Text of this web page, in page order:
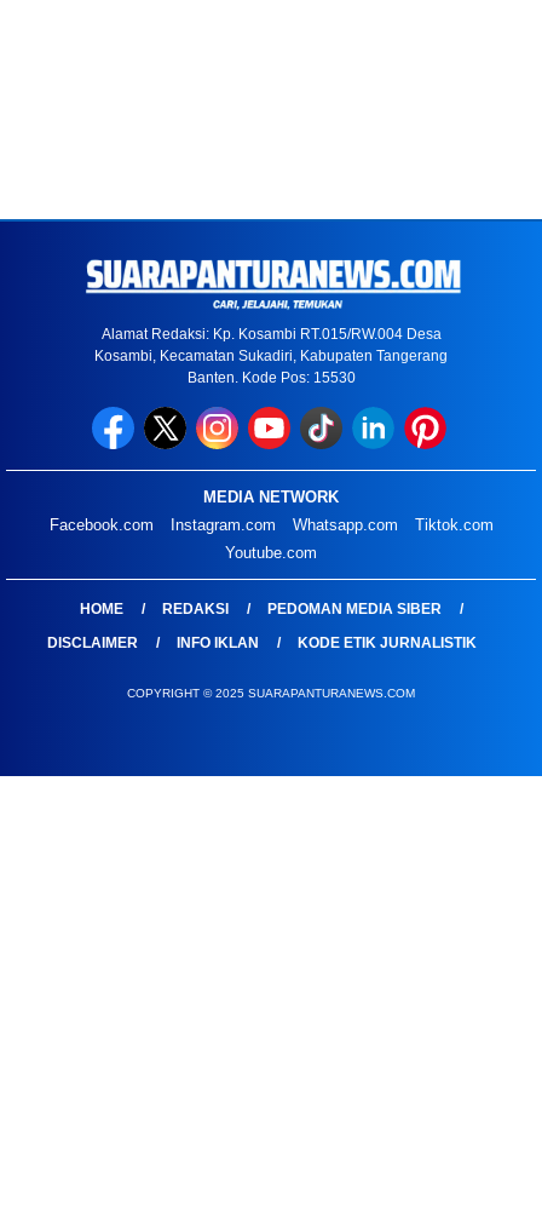
Alamat Redaksi: Kp. Kosambi RT.015/RW.004 Desa
Kosambi, Kecamatan Sukadiri, Kabupaten Tangerang
Banten. Kode Pos: 15530
MEDIA NETWORK
Facebook.com
Instagram.com Whatsapp.com
Tiktok.com
Youtube.com
HOME REDAKSI
PEDOMAN MEDIA SIBER
DISCLAIMER
INFO IKLAN KODE ETIK JURNALISTIK
COPYRIGHT © 2025 SUARAPANTURANEWS.COM